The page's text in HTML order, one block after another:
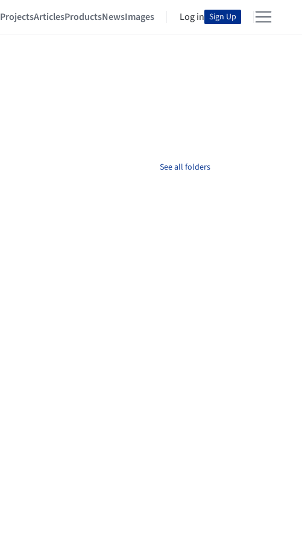
ProjectsArticlesProductsNewsImages Log in Sign Up
See all folders